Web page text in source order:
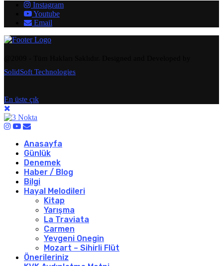
Instagram
Youtube
Email
SolidSoft Technologies
En üste çık
Anasayfa
Günlük
Denemek
Haber / Blog
Bilgi
Hayal Melodileri
Kitap
Yarışma
La Traviata
Carmen
Yevgeni Onegin
Mozart – Sihirli Flüt
Önerileriniz